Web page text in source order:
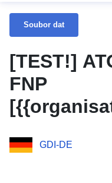
Soubor dat
[TEST!]
FNP
GDI-DE